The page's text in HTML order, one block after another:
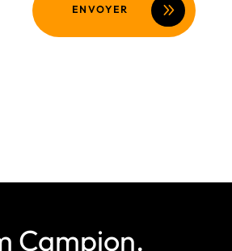
ENVOYER
Campion.